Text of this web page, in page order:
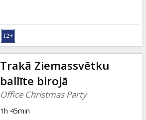
Trakā Ziemassvētku
ballīte birojā
Office Christmas Party
1h 45min